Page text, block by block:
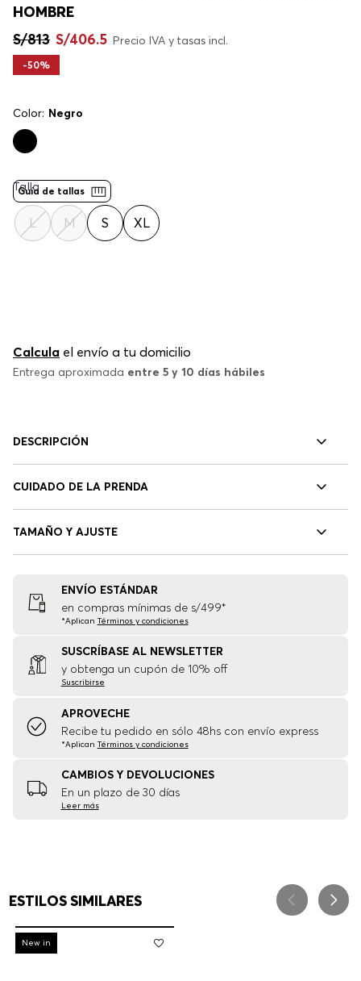
HOMBRE
S/813 S/406.5 Precio IVA y tasas incl.
-50%
Color: Negro
Guía de tallas
Talla
L M S XL
Calcula el envío a tu domicilio
Entrega aproximada entre 5 y 10 días hábiles
DESCRIPCIÓN
CUIDADO DE LA PRENDA
TAMAÑO Y AJUSTE
ENVÍO ESTÁNDAR
en compras mínimas de s/499*
*Aplican Términos y condiciones
SUSCRÍBASE AL NEWSLETTER
y obtenga un cupón de 10% off
Suscribirse
APROVECHE
Recibe tu pedido en sólo 48hs con envío express
*Aplican Términos y condiciones
CAMBIOS Y DEVOLUCIONES
En un plazo de 30 días
Leer más
ESTILOS SIMILARES
-30%
New in